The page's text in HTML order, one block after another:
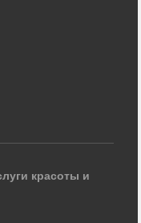
красоты и